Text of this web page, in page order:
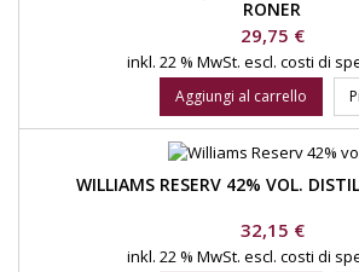
RONER
Prezzo
29,75 €
inkl. 22 % MwSt. escl. costi di
Aggiungi al carrello
WILLIAMS RESERV 42% VOL.
Prezzo
32,15 €
inkl. 22 % MwSt. escl. costi di